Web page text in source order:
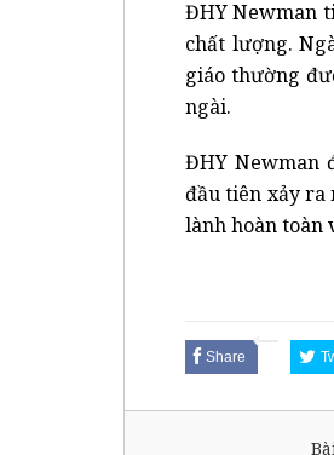
ĐHY Newman
chất lượng.
giáo thường
ngài.
ĐHY Newman
đầu tiên xảy ra
lành hoàn toàn
Share